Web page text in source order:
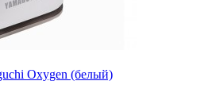
Oxygen (белый)